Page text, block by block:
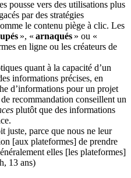
pousse vers des utilisations plus
par des stratégies
le contenu piège à clic. Les
», « arnaqués » ou «
en ligne ou les créateurs de
quant à la capacité d’un
informations précises, en
d’informations pour un projet
recommandation conseillent un
plutôt que des informations